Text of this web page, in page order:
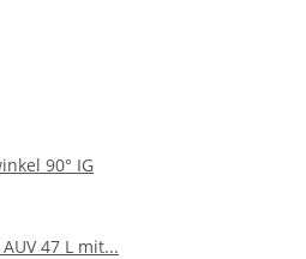
90° IG